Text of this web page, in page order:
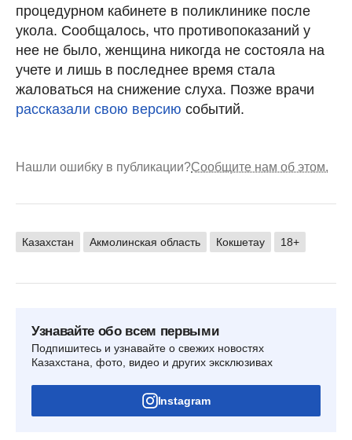
процедурном кабинете в поликлинике после
укола. Сообщалось, что противопоказаний у
нее не было, женщина никогда не состояла на
учете и лишь в последнее время стала
жаловаться на снижение слуха. Позже врачи
рассказали свою версию событий.
Нашли ошибку в публикации?Сообщите нам об этом.
Казахстан Акмолинская область Кокшетау 18+
Узнавайте обо всем первыми
Подпишитесь и узнавайте о свежих новостях
Казахстана, фото, видео и других эксклюзивах
Instagram